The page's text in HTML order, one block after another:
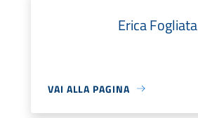
Erica Fogliata
VAI ALLA PAGINA